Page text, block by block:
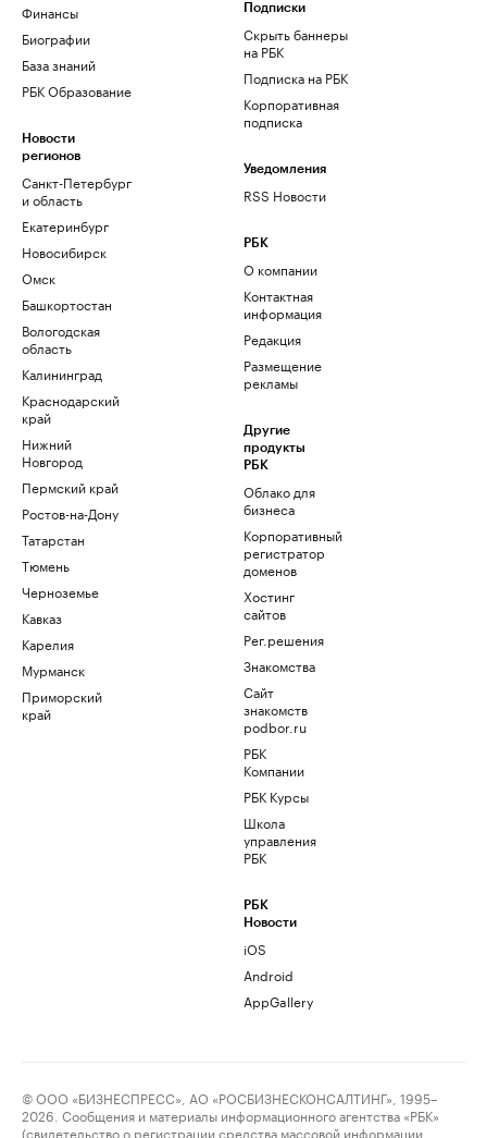
Финансы
Биографии
База знаний
РБК Образование
Новости
регионов
Санкт-Петербург
и область
Екатеринбург
Новосибирск
Омск
Башкортостан
Вологодская
область
Калининград
Краснодарский
край
Нижний
Новгород
Пермский край
Ростов-на-Дону
Татарстан
Тюмень
Черноземье
Кавказ
Карелия
Мурманск
Приморский
край
Подписки
Скрыть баннеры
на РБК
Подписка на РБК
Корпоративная
подписка
Уведомления
RSS Новости
РБК
О компании
Контактная
информация
Редакция
Размещение
рекламы
Другие
продукты
РБК
Облако для
бизнеса
Корпоративный
регистратор
доменов
Хостинг
сайтов
Рег.решения
Знакомства
Сайт
знакомств
podbor.ru
РБК
Компании
РБК Курсы
Школа
управления
РБК
РБК
Новости
iOS
Android
AppGallery
© ООО «БИЗНЕСПРЕСС», АО «РОСБИЗНЕСКОНСАЛТИНГ», 1995–
2026. Сообщения и материалы информационного агентства «РБК»
(свидетельство о регистрации средства массовой информации